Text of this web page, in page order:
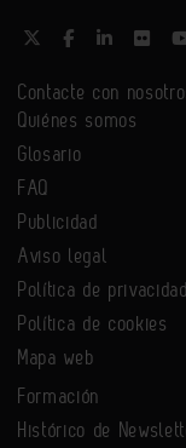
Contacte con
Quiénes somos
Glosario
FAQ
Publicidad
Aviso legal
Política de privacidad
Política de cookies
Mapa web
Formación
Histórico de